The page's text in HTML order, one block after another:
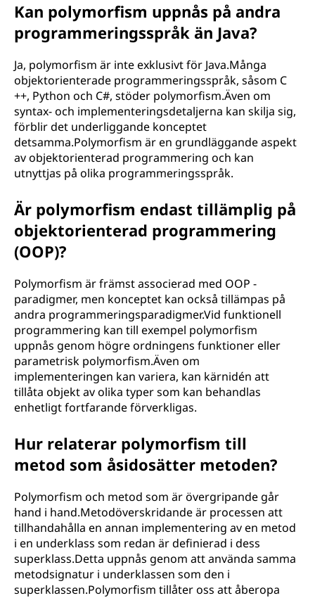
Kan polymorfism uppnås på andra
programmeringsspråk än Java?
Ja, polymorfism är inte exklusivt för Java.Många
objektorienterade programmeringsspråk, såsom C
++, Python och C#, stöder polymorfism.Även om
syntax- och implementeringsdetaljerna kan skilja sig,
förblir det underliggande konceptet
detsamma.Polymorfism är en grundläggande aspekt
av objektorienterad programmering och kan
utnyttjas på olika programmeringsspråk.
Är polymorfism endast tillämplig på
objektorienterad programmering
(OOP)?
Polymorfism är främst associerad med OOP -
paradigmer, men konceptet kan också tillämpas på
andra programmeringsparadigmer.Vid funktionell
programmering kan till exempel polymorfism
uppnås genom högre ordningens funktioner eller
parametrisk polymorfism.Även om
implementeringen kan variera, kan kärnidén att
tillåta objekt av olika typer som kan behandlas
enhetligt fortfarande förverkligas.
Hur relaterar polymorfism till
metod som åsidosätter metoden?
Polymorfism och metod som är övergripande går
hand i hand.Metodöverskridande är processen att
tillhandahålla en annan implementering av en metod
i en underklass som redan är definierad i dess
superklass.Detta uppnås genom att använda samma
metodsignatur i underklassen som den i
superklassen.Polymorfism tillåter oss att åberopa